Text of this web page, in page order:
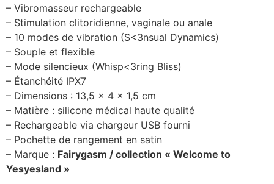
– Vibromasseur rechargeable
– Stimulation clitoridienne, vaginale ou anale
– 10 modes de vibration (S<3nsual Dynamics)
– Souple et flexible
– Mode silencieux (Whisp<3ring Bliss)
– Étanchéité IPX7
– Dimensions : 13,5 x 4 x 1,5 cm
– Matière : silicone médical haute qualité
– Rechargeable via chargeur USB fourni
– Pochette de rangement en satin
– Marque : Fairygasm / collection « Welcome to
Yesyesland »